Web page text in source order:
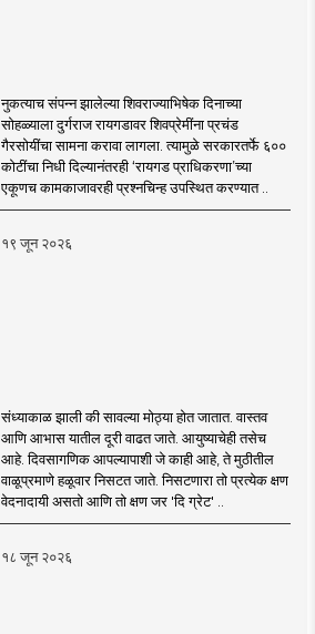
नुकत्याच संपन्न झालेल्या शिवराज्याभिषेक दिनाच्या
सोहळ्याला दुर्गराज रायगडावर शिवप्रेमींना प्रचंड
गैरसोयींचा सामना करावा लागला. त्यामुळे सरकारतर्फे ६००
कोटींचा निधी दिल्यानंतरही ‘रायगड प्राधिकरणा’च्या
एकूणच कामकाजावरही प्रश्नचिन्ह उपस्थित करण्यात ..
१९ जून २०२६
संध्याकाळ झाली की सावल्या मोठ्या होत जातात. वास्तव
आणि आभास यातील दूरी वाढत जाते. आयुष्याचेही तसेच
आहे. दिवसागणिक आपल्यापाशी जे काही आहे, ते मुठीतील
वाळूप्रमाणे हळूवार निसटत जाते. निसटणारा तो प्रत्येक क्षण
वेदनादायी असतो आणि तो क्षण जर 'दि ग्रेट' ..
१८ जून २०२६